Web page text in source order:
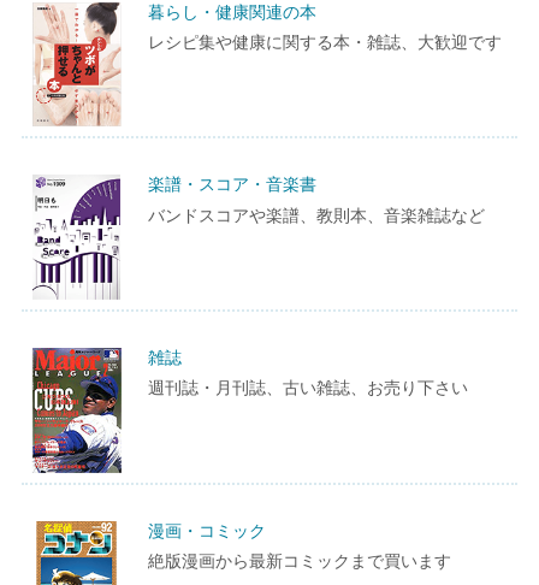
暮らし・健康関連の本
レシピ集や健康に関する本・雑誌、大歓迎です
楽譜・スコア・音楽書
バンドスコアや楽譜、教則本、音楽雑誌など
雑誌
週刊誌・月刊誌、古い雑誌、お売り下さい
漫画・コミック
絶版漫画から最新コミックまで買います